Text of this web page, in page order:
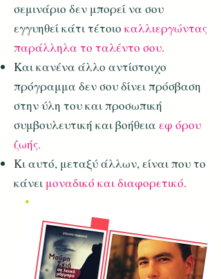
σεμινάριο δεν μπορεί να σου
εγγυηθεί κάτι τέτοιο καλλιεργώντας
παράλληλα το ταλέντο σου.
Και κανένα άλλο αντίστοιχο
πρόγραμμα δεν σου δίνει πρόσβαση
στην ύλη του και προσωπική
συμβουλευτική και βοήθεια εφ όρου
ζωής.
Kι αυτό, μεταξύ άλλων, είναι που το
κάνει μοναδικό και διαφορετικό.